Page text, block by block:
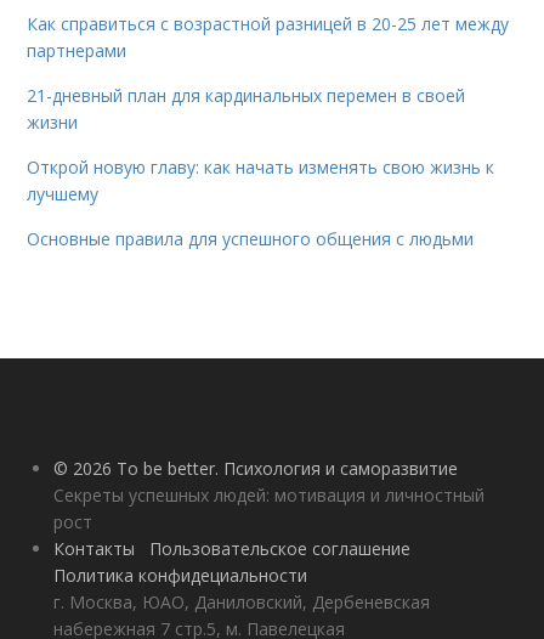
Как справиться с возрастной разницей в 20-25 лет между
партнерами
21-дневный план для кардинальных перемен в своей
жизни
Открой новую главу: как начать изменять свою жизнь к
лучшему
Основные правила для успешного общения с людьми
© 2026 To be better. Психология и саморазвитие
Секреты успешных людей: мотивация и личностный
рост
Контакты
Пользовательское соглашение
Политика конфидециальности
г. Москва, ЮАО, Даниловский, Дербеневская
набережная 7 стр.5, м. Павелецкая